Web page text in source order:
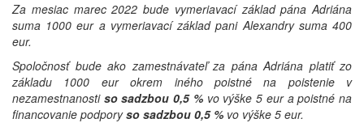
Za mesiac marec 2022 bude vymeriavací základ pána Adriána
suma 1000 eur a vymeriavací základ pani Alexandry suma 400
eur.
Spoločnosť bude ako zamestnávateľ za pána Adriána platiť zo
základu 1000 eur okrem iného poistné na poistenie v
nezamestnanosti so sadzbou 0,5 %vo výške 5 eur a poistné na
financovanie podporyso sadzbou 0,5 % vo výške 5 eur.